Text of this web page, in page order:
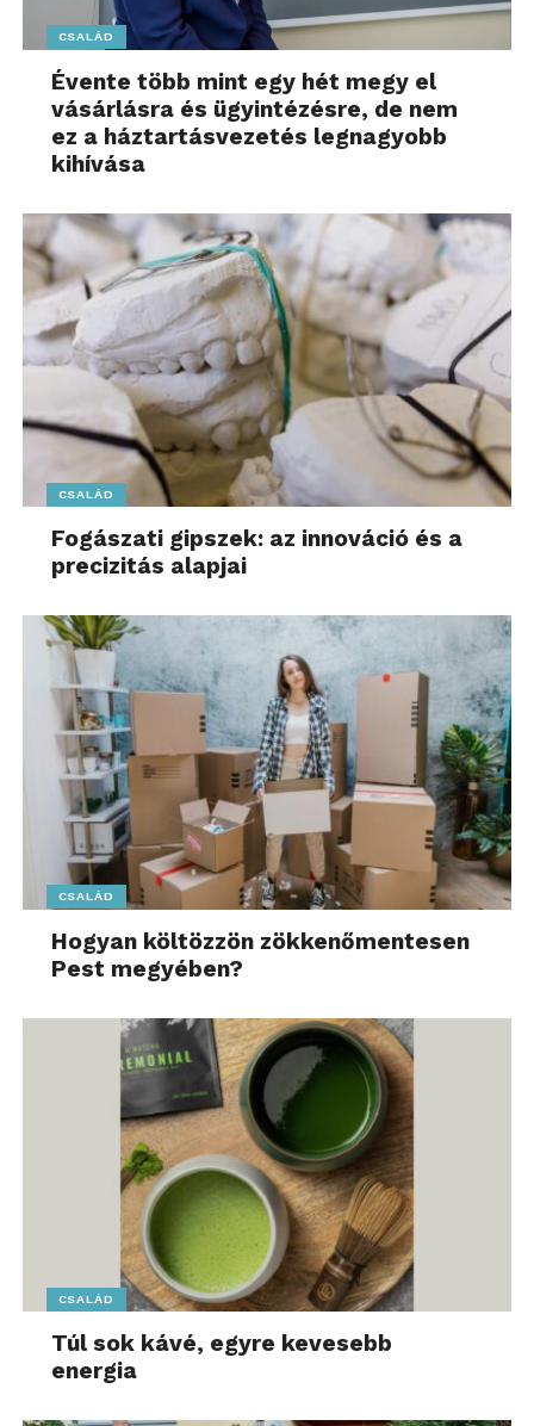
CSALÁD
Évente több mint egy hét megy el
vásárlásra és ügyintézésre, de nem
ez a háztartásvezetés legnagyobb
kihívása
CSALÁD
Fogászati gipszek: az innováció és a
precizitás alapjai
CSALÁD
Hogyan költözzön zökkenőmentesen
Pest megyében?
CSALÁD
Túl sok kávé, egyre kevesebb
energia